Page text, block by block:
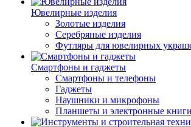
Ювелирные изделия
Золотые изделия
Серебряные изделия
Футляры для ювелирных
Смартфоны и гаджеты
Смартфоны и телефоны
Гаджеты
Наушники и микрофоны
Планшеты и электронные книги